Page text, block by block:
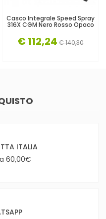
Casco Integrale Speed Spray
316X CGM Nero Rosso Opaco
€ 112,24 € 140,30
ITALIA
60,00€